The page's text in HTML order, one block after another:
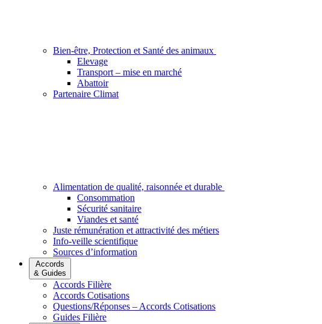
Bien-être, Protection et Santé des animaux
Elevage
Transport – mise en marché
Abattoir
Partenaire Climat
Alimentation de qualité, raisonnée et durable
Consommation
Sécurité sanitaire
Viandes et santé
Juste rémunération et attractivité des métiers
Info-veille scientifique
Sources d’information
Accords
& Guides
Accords Filière
Accords Cotisations
Questions/Réponses – Accords Cotisations
Guides Filière